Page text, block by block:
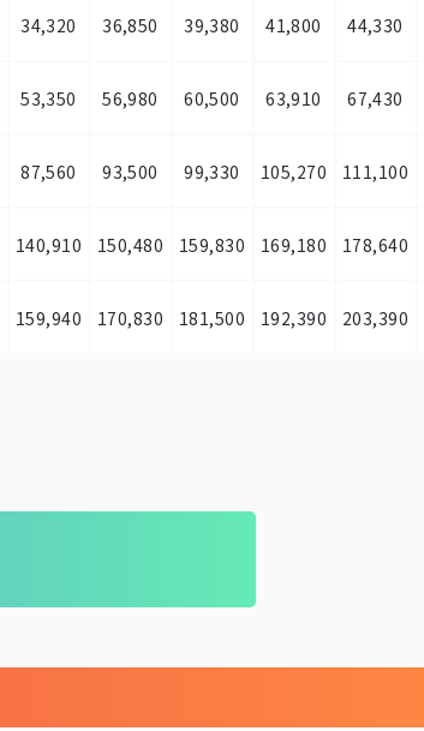
34,320 36,850 39,380 41,800 44,330
53,350 56,980 60,500 63,910 67,430
87,560 93,500 99,330 105,270 111,100
140,910 150,480 159,830 169,180 178,640
159,940 170,830 181,500 192,390 203,390